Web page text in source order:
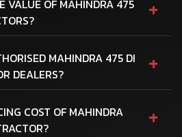
VALUE OF MAHINDRA 475
+
MAHINDRA 475 DI
DEALERS?
+
COST OF MAHINDRA
+